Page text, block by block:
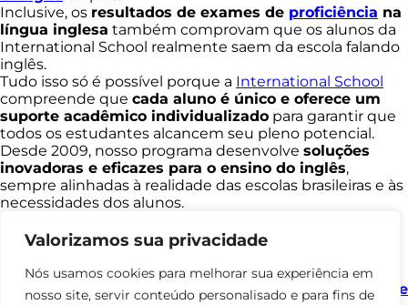
Valorizamos sua privacidade
Nós usamos cookies para melhorar sua experiência em
nosso site, servir conteúdo personalisado e para fins de
Inclusive, os resultados de exames de proficiência na
língua inglesa também comprovam que os alunos da
International School realmente saem da escola falando
inglês.
Tudo isso só é possível porque a International School
compreende que cada aluno é único e oferece um
suporte acadêmico individualizado para garantir que
todos os estudantes alcancem seu pleno potencial.
Desde 2009, nosso programa desenvolve soluções
inovadoras e eficazes para o ensino do inglês,
sempre alinhadas à realidade das escolas brasileiras e às
necessidades dos alunos.
todo o Brasil, levando sua metodologia a instituições
de ensino de diferentes regiões.
Quer entender melhor como funciona nosso programa
e quais benefícios ele pode trazer para sua escola?Entre